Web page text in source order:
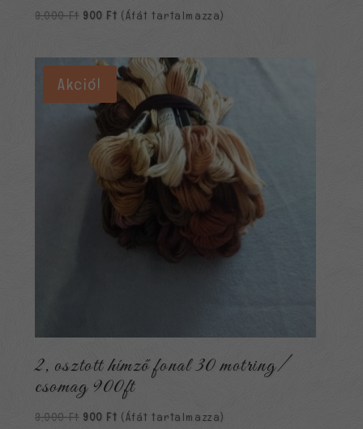
3,000Ft Original
3,000 Ft.
900 FtCurrent
900 Ft.
(Áfát tartalmazza)
Akció!
2, osztott hímző fonal 30 motring/
csomag 900ft
3,000Ft Original
900 FtCurrent
(Áfát tartalmazza)